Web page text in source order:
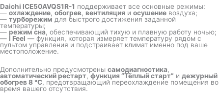
Daichi ICE50AVQS1R-1 поддерживает все основные режимы:
— охлаждение, обогрев, вентиляция и осушение воздуха;
— турборежим для быстрого достижения заданной
температуры;
— режим сна, обеспечивающий тихую и плавную работу ночью;
— I Feel — функция, которая измеряет температуру рядом с
пультом управления и подстраивает климат именно под ваше
местоположение.
Дополнительно предусмотрены самодиагностика,
автоматический рестарт,функция “Тёплый старт” и дежурный
обогрев 8 °C, предотвращающий переохлаждение помещения во
время вашего отсутствия.